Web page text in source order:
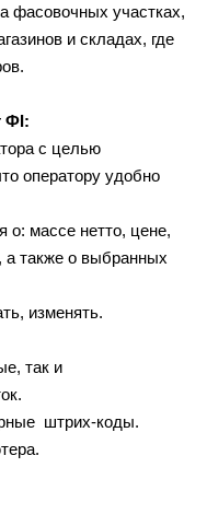
фасовочных участках,
и складах, где
ФI:
с целью
оператору удобно
о: массе нетто, цене,
а также о выбранных
изменять.
так и
штрих-коды.